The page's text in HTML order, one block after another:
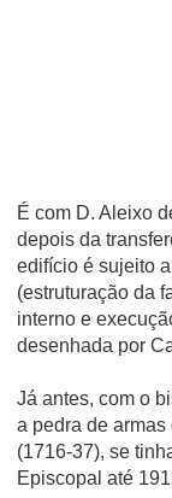
É com D. Aleixo
depois da
edifício é sujeito
(estruturação da
interno e
desenhada por
Já antes, com o
a pedra de
(1716-37), se
Episcopal até